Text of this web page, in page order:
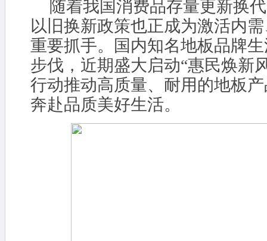
随着我国消费品存量更新换
以旧换新政策也正成为激活内
重要抓手。国内知名地板品牌
步伐，近期盛大启动“惠民焕新
行动推动高质量、耐用的地板
奔赴品质美好生活。